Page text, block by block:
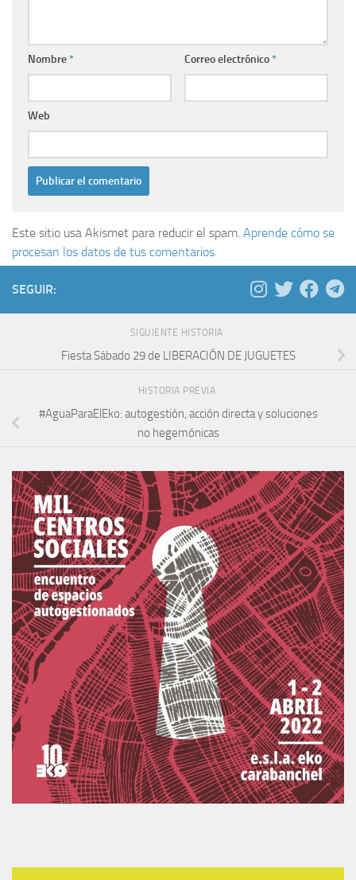
Nombre* Correo electrónico*
Web
Este sitio usa Akismet para reducir el spam. Aprende cómo se
procesan los datos de tus comentarios.
SEGUIR:
SIGUIENTE HISTORIA
Fiesta Sábado 29 de LIBERACIÓN DE JUGUETES
HISTORIA PREVIA
#AguaParaElEko: autogestión, acción directa y soluciones
no hegemónicas